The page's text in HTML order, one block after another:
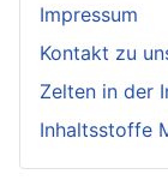
Impressum
Kontakt zu
Zelten in der
Inhaltsstoffe